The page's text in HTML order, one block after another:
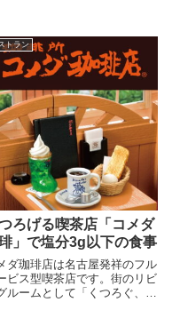
トラン
ろげる喫茶店「コメダ
」で塩分3g以下の食事
ダ珈琲店は名古屋発祥のフル
ビス型喫茶店です。街のリビ
ルームとして「くつろぐ、い